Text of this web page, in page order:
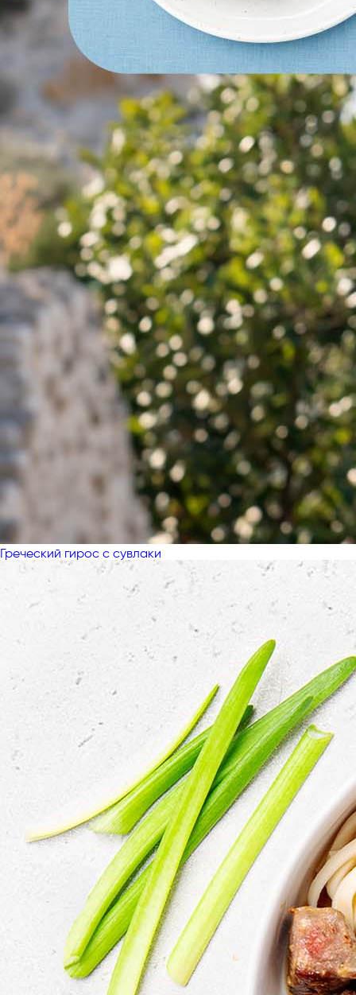
Греческий гирос с сувлаки